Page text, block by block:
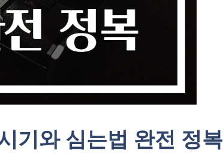
기와 심는법 완전 정복